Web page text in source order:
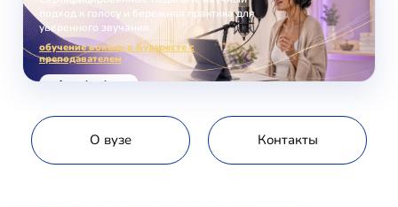
подход к голосу и бережная практика для
уверенного звучания.
обучение вокалу в Бухаресте с
преподавателем
voice-school.com
О вузе Контакты